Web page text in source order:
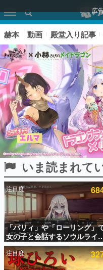
広
ピックアップ
電ファミのいま読まれてい
アプリセール情報
インタビュー
連載・特集一
赫本 動画 殿堂入り記事
いま読まれて
注目度
「パリィ」や「ローリング」
女の子と会話するソウルライ
恋愛ゲーム『小早川さんはソ
ルライク』無料公開。返事に
敗すると「YOU DIED」
注目度